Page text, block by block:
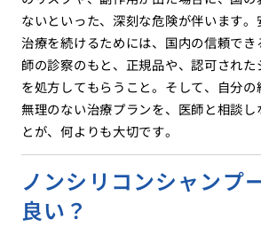
ないといった、深刻な危険が伴います
治療を続けるためには、国内の信頼で
師の診察のもと、正規品や、認可され
を処方してもらうこと。そして、自分の
無理のない治療プランを、医師と相談し
とが、何よりも大切です。
ノンシリコンシャンプ
良い？